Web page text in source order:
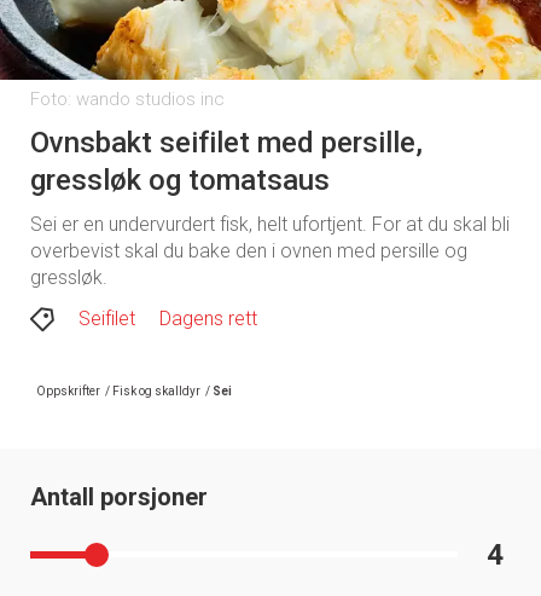
Foto: wando studios inc
Ovnsbakt seifilet med persille,
gressløk og tomatsaus
Sei er en undervurdert fisk, helt ufortjent. For at du skal bli
overbevist skal du bake den i ovnen med persille og
gressløk.
Seifilet
Dagens rett
Oppskrifter / Fisk og skalldyr / Sei
Antall porsjoner
4